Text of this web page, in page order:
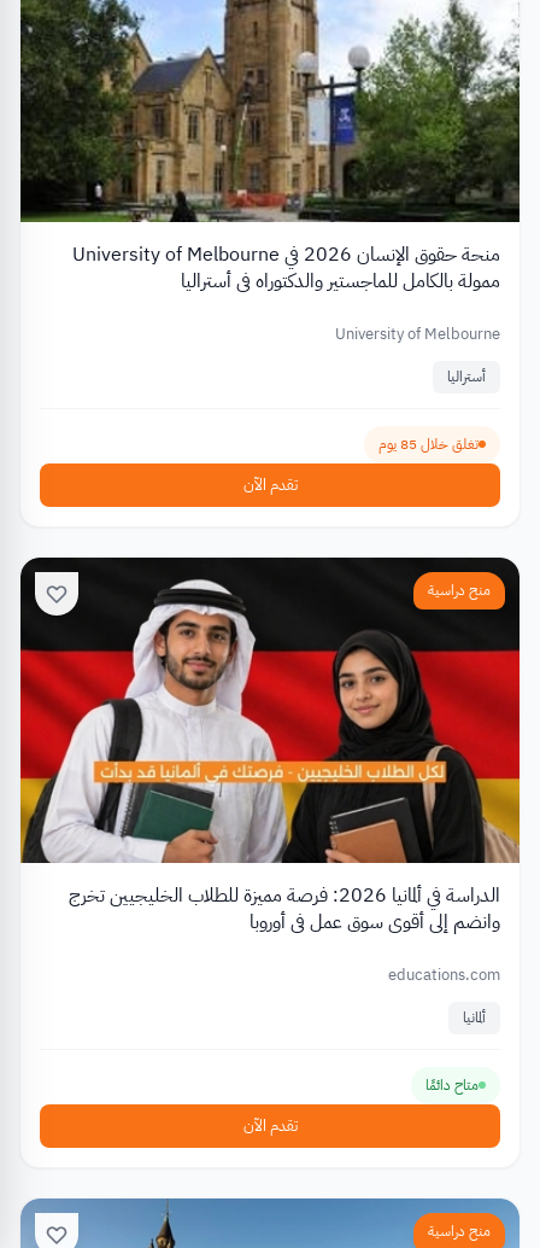
منحة حقوق الإنسان 2026 في University of Melbourne
ممولة بالكامل للماجستير والدكتوراه في أستراليا
University of Melbourne
أستراليا
تغلق خلال 85 يوم
تقدم الآن
منح دراسية
الدراسة في ألمانيا 2026: فرصة مميزة للطلاب الخليجيين تخرج
وانضم إلى أقوى سوق عمل في أوروبا
educations.com
ألمانيا
متاح دائمًا
تقدم الآن
منح دراسية